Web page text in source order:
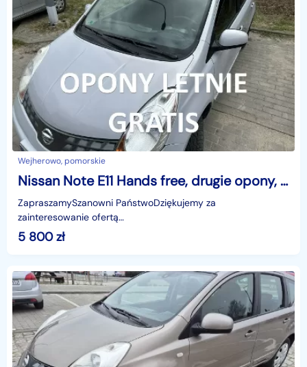
Wejherowo, pomorskie
Nissan Note E11 Hands free, drugie opony, klimatronik, hak, 2 klucze, isofix, alufel
ZapraszamySzanowni PaństwoDziękujemy za
zainteresowanie ofertą
AutazEuropejskichSalonow.pl.czynne:pn-pt 9-18.sob 10-15.
Parkuje w Wejherowo,ul. Orzeszkowej 10,
5 800zł